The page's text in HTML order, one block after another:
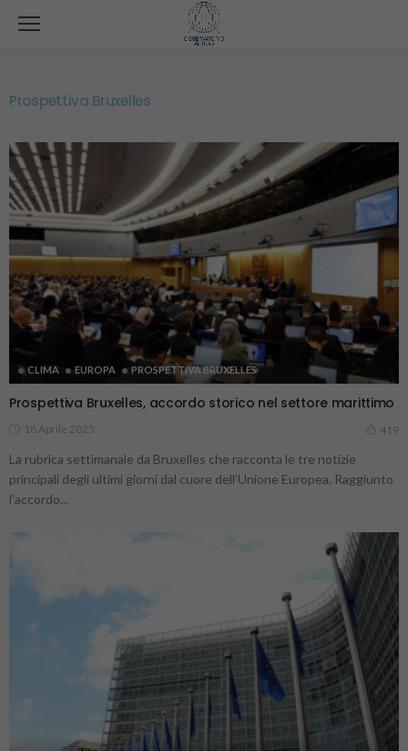
Prospettiva Bruxelles
CLIMA EUROPA PROSPETTIVA BRUXELLES
Prospettiva Bruxelles, accordo storico nel settore marittimo
18 Aprile 2025 419
La rubrica settimanale da Bruxelles che racconta le tre notizie
principali degli ultimi giorni dal cuore dell’Unione Europea. Raggiunto
l’accordo...